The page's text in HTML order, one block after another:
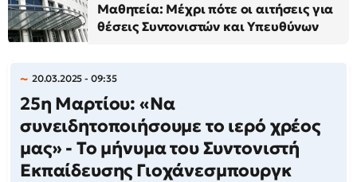
Μαθητεία: Μέχρι πότε οι αιτήσεις για
θέσεις Συντονιστών και Υπευθύνων
20.03.2025 - 09:35
25η Μαρτίου: «Να
συνειδητοποιήσουμε το ιερό χρέος
μας» - Το μήνυμα του Συντονιστή
Εκπαίδευσης Γιοχάνεσμπουργκ